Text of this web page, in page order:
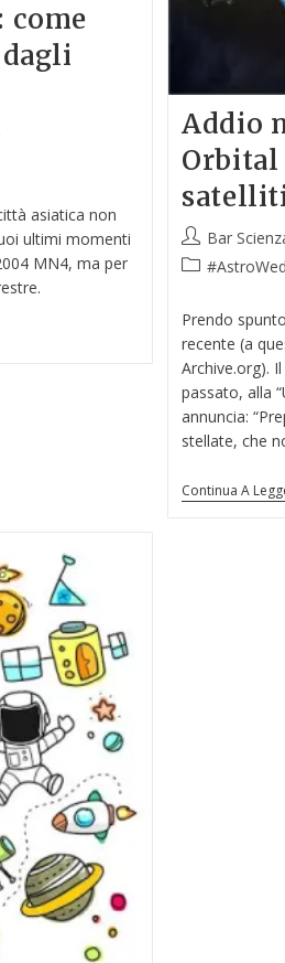
come
asiatica non
ultimi momenti
MN4, ma per
Addio
Orbital
Bar
Prendo
recente (a
Archive.org).
passato, alla
annuncia:
stellate, che
Continua A